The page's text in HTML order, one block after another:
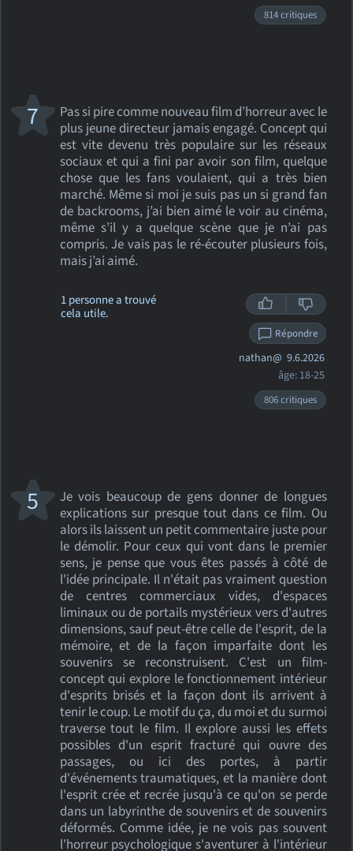
814 critiques
Pas si pire comme nouveau film d’horreur avec le
plus jeune directeur jamais engagé. Concept qui
est vite devenu très populaire sur les réseaux
sociaux et qui a fini par avoir son film, quelque
chose que les fans voulaient, qui a très bien
marché. Même si moi je suis pas un si grand fan
de backrooms, j’ai bien aimé le voir au cinéma,
même s’il y a quelque scène que je n’ai pas
compris. Je vais pas le ré-écouter plusieurs fois,
mais j’ai aimé.
7
1 personne a trouvé
cela utile.
Répondre
nathan@ 9.6.2026
âge: 18-25
806 critiques
Je vois beaucoup de gens donner de longues
explications sur presque tout dans ce film. Ou
alors ils laissent un petit commentaire juste pour
le démolir. Pour ceux qui vont dans le premier
sens, je pense que vous êtes passés à côté de
l'idée principale. Il n'était pas vraiment question
de centres commerciaux vides, d'espaces
liminaux ou de portails mystérieux vers d'autres
dimensions, sauf peut-être celle de l'esprit, de la
mémoire, et de la façon imparfaite dont les
souvenirs se reconstruisent. C'est un film-
concept qui explore le fonctionnement intérieur
d'esprits brisés et la façon dont ils arrivent à
tenir le coup. Le motif du ça, du moi et du surmoi
traverse tout le film. Il explore aussi les effets
possibles d'un esprit fracturé qui ouvre des
passages, ou ici des portes, à partir
d'événements traumatiques, et la manière dont
l'esprit crée et recrée jusqu'à ce qu'on se perde
dans un labyrinthe de souvenirs et de souvenirs
déformés. Comme idée, je ne vois pas souvent
l'horreur psychologique s'aventurer à l'intérieur
5